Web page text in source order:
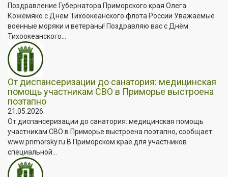
Поздравление Губернатора Приморского края Олега
Кожемяко с Днём Тихоокеанского флота России Уважаемые
военные моряки и ветераны! Поздравляю вас с Днём
Тихоокеанского...
От диспансеризации до санатория: медицинская
помощь участникам СВО в Приморье выстроена
поэтапно
21.05.2026
От диспансеризации до санатория: медицинская помощь
участникам СВО в Приморье выстроена поэтапно, сообщает
www.primorsky.ru В Приморском крае для участников
специальной...